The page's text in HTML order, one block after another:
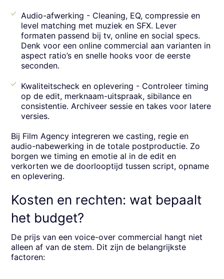
Audio-afwerking - Cleaning, EQ, compressie en
level matching met muziek en SFX. Lever
formaten passend bij tv, online en social specs.
Denk voor een online commercial aan varianten in
aspect ratio’s en snelle hooks voor de eerste
seconden.
Kwaliteitscheck en oplevering - Controleer timing
op de edit, merknaam-uitspraak, sibilance en
consistentie. Archiveer sessie en takes voor latere
versies.
Bij Film Agency integreren we casting, regie en
audio-nabewerking in de totale postproductie. Zo
borgen we timing en emotie al in de edit en
verkorten we de doorlooptijd tussen script, opname
en oplevering.
Kosten en rechten: wat bepaalt
het budget?
De prijs van een voice-over commercial hangt niet
alleen af van de stem. Dit zijn de belangrijkste
factoren: